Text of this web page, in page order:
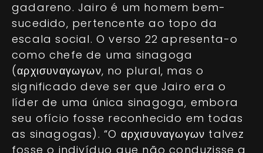
gadareno. Jairo é um homem bem-
sucedido, pertencente ao topo da
escala social. O verso 22 apresenta-o
como chefe de uma sinagoga
(αρχισυναγωγων, no plural, mas o
significado deve ser que Jairo era o
líder de uma única sinagoga, embora
seu ofício fosse reconhecido em todas
as sinagogas). “O αρχισυναγωγων talvez
fosse o indivíduo que não conduzisse a